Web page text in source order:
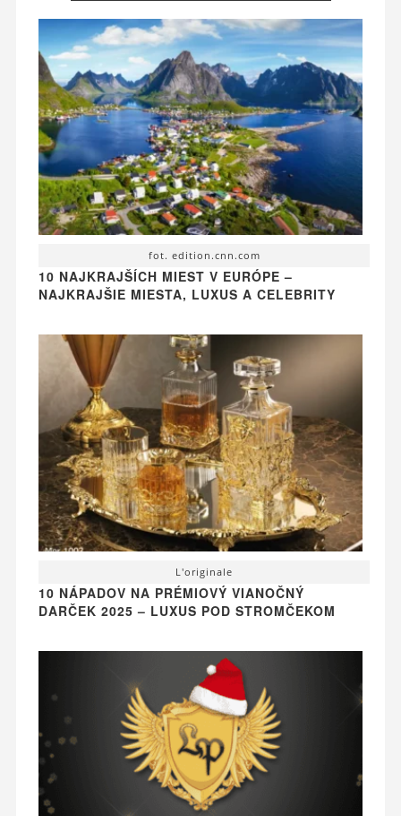
fot. edition.cnn.com
10 NAJKRAJŠÍCH MIEST V EURÓPE –
NAJKRAJŠIE MIESTA, LUXUS A CELEBRITY
L'originale
10 NÁPADOV NA PRÉMIOVÝ VIANOČNÝ
DARČEK 2025 – LUXUS POD STROMČEKOM